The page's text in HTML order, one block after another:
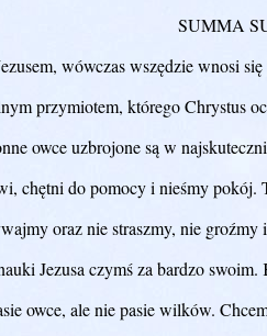
SUMMA
wówczas wszędzie wnosi
przymiotem, którego Chrystus
owce uzbrojone są w
chętni do pomocy i nieśmy pokój.
oraz nie straszmy, nie
Jezusa czymś za bardzo
owce, ale nie pasie wilków.